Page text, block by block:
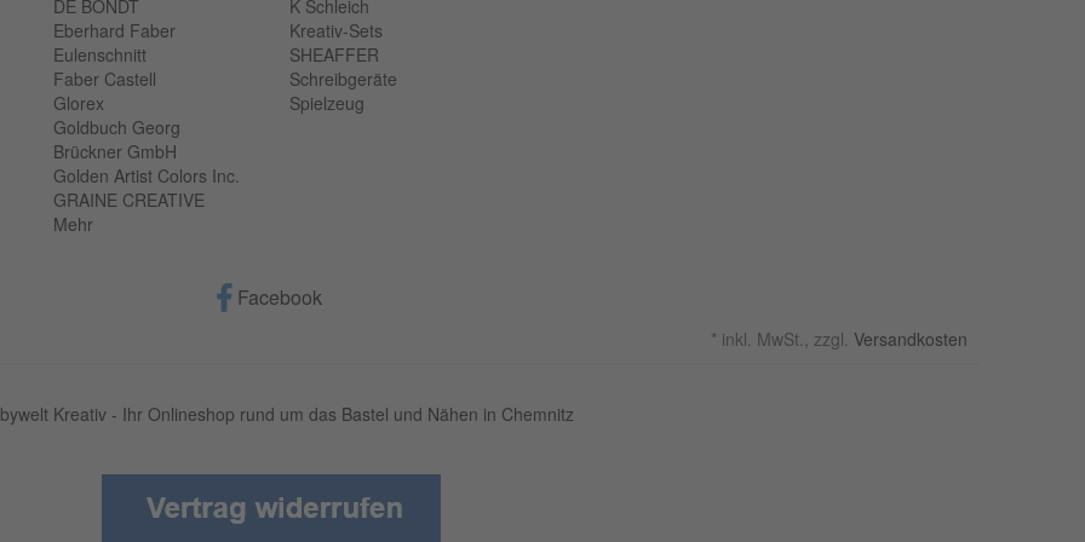
DE BONDT
Eberhard Faber
Eulenschnitt
Faber Castell
Glorex
Goldbuch Georg
Brückner GmbH
Golden Artist Colors Inc.
GRAINE CREATIVE
Mehr
K Schleich
Kreativ-Sets
SHEAFFER
Schreibgeräte
Spielzeug
Facebook
* inkl. MwSt., zzgl. Versandkosten
Kreativ - Ihr Onlineshop rund um das Bastel und Nähen in Chemnitz